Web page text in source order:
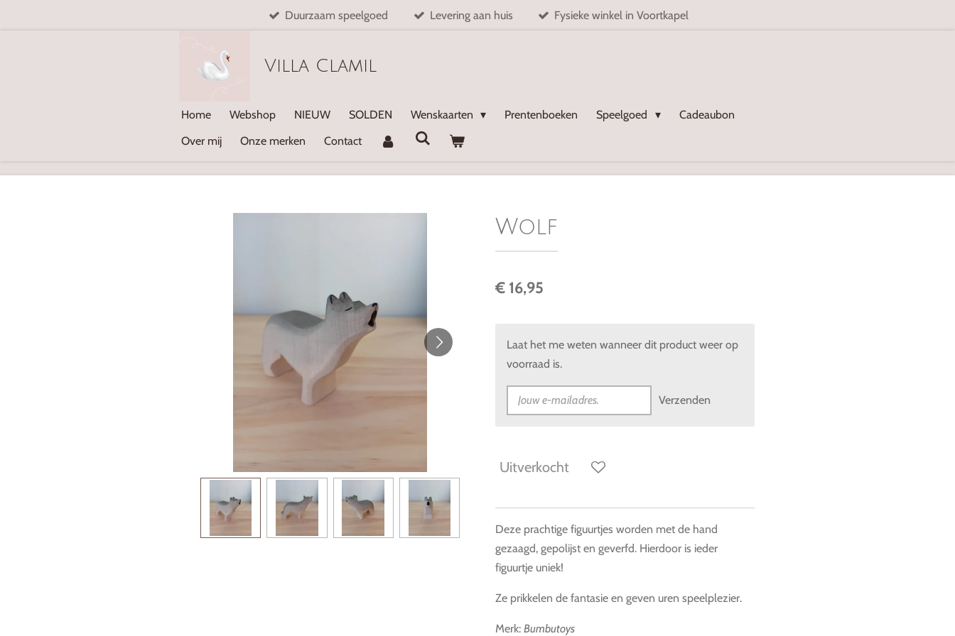
Duurzaam speelgoed Levering aan huis Fysieke winkel in Voortkapel
Villa Clamil
Home Webshop NIEUW SOLDEN Wenskaarten Prentenboeken Speelgoed
Cadeaubon
Over mij
Onze merken Contact
Wolf
€ 16,95
Laat het me weten wanneer dit product weer op
voorraad is.
Verzenden
Uitverkocht
Deze prachtige figuurtjes worden met de hand
gezaagd, gepolijst en geverfd. Hierdoor is ieder
figuurtje uniek!
Ze prikkelen de fantasie en geven uren speelplezier.
Merk: Bumbutoys